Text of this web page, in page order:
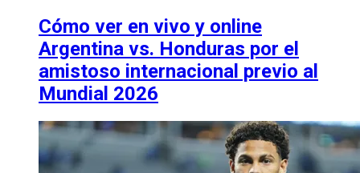
Cómo ver en vivo y online
Argentina vs. Honduras por el
amistoso internacional previo al
Mundial 2026